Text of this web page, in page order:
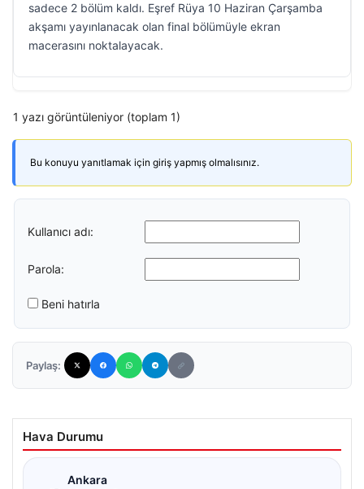
sadece 2 bölüm kaldı. Eşref Rüya 10 Haziran Çarşamba
akşamı yayınlanacak olan final bölümüyle ekran
macerasını noktalayacak.
1 yazı görüntüleniyor (toplam 1)
Bu konuyu yanıtlamak için giriş yapmış olmalısınız.
Kullanıcı adı:
Parola:
Beni hatırla
Paylaş:
Hava Durumu
Ankara